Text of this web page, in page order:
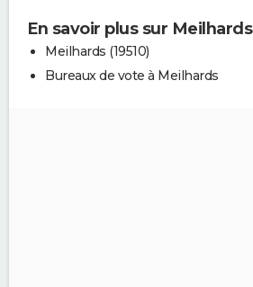
En savoir plus sur Meilhards
Meilhards (19510)
Bureaux de vote à Meilhards